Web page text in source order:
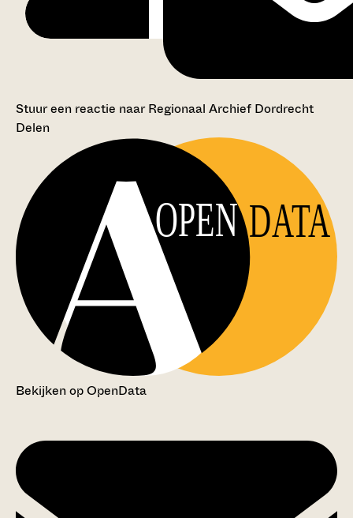
Stuur een reactie naar Regionaal Archief Dordrecht
Delen
OPEN DATA
Bekijken op OpenData